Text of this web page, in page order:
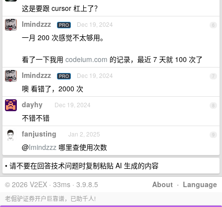
这是要跟 cursor 杠上了？
6
Imindzzz PRO Dec 19, 2024
一月 200 次感觉不太够用。
看了一下我用 codeium.com 的记录，最近 7 天就 100 次了
7
Imindzzz PRO Dec 19, 2024
噢 看错了，2000 次
8
dayhy Dec 19, 2024
不错不错
9
fanjusting Jan 2, 2025
@Imindzzz 哪里查使用次数
• 请不要在回答技术问题时复制粘贴 AI 生成的内容
About · Language
© 2026 V2EX · 33ms · 3.9.8.5
老倔驴证券开户巨靠谱，已助千人!